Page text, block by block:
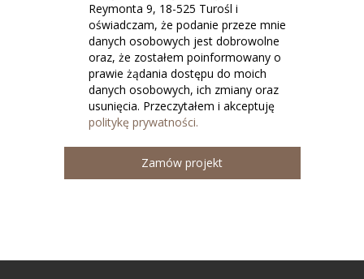
Reymonta 9, 18-525 Turośl i
oświadczam, że podanie przeze mnie
danych osobowych jest dobrowolne
oraz, że zostałem poinformowany o
prawie żądania dostępu do moich
danych osobowych, ich zmiany oraz
usunięcia. Przeczytałem i akceptuję
politykę prywatności.
Zamów projekt